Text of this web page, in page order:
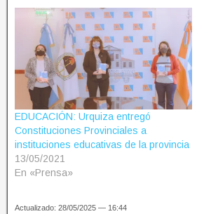
EDUCACIÓN: Urquiza entregó
Constituciones Provinciales a
instituciones educativas de la provincia
13/05/2021
En «Prensa»
Actualizado: 28/05/2025 — 16:44